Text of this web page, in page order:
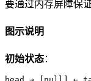
要通过内存屏障保
图示说明
初始状态：